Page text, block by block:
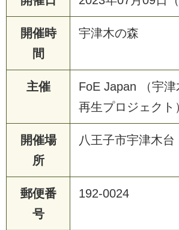
開催時
間
宇津木の森
主催
FoE Japan （宇
再生プロジェクト
開催場
所
八王子市宇津木台
郵便番
号
192-0024